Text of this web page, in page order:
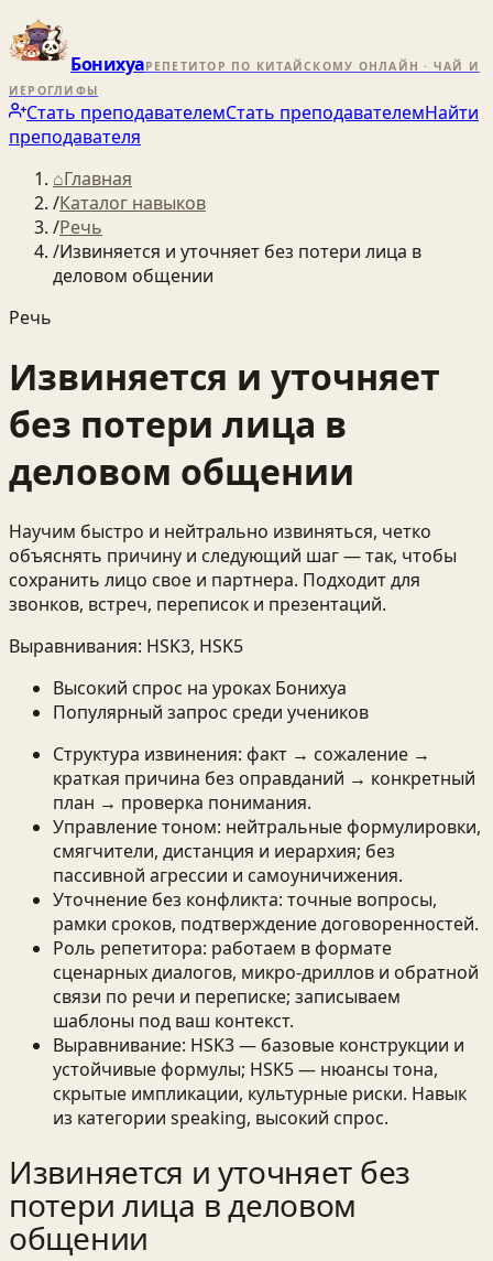
БонихуаРЕПЕТИТОР ПО КИТАЙСКОМУ ОНЛАЙН · ЧАЙ И
ИЕРОГЛИФЫ
Стать преподавателемСтать преподавателемНайти
преподавателя
⌂Главная
/Каталог навыков
/Речь
/Извиняется и уточняет без потери лица в
деловом общении
Речь
Извиняется и уточняет
без потери лица в
деловом общении
Научим быстро и нейтрально извиняться, четко
объяснять причину и следующий шаг — так, чтобы
сохранить лицо свое и партнера. Подходит для
звонков, встреч, переписок и презентаций.
Выравнивания: HSK3, HSK5
Высокий спрос на уроках Бонихуа
Популярный запрос среди учеников
Структура извинения: факт → сожаление →
краткая причина без оправданий → конкретный
план → проверка понимания.
Управление тоном: нейтральные формулировки,
смягчители, дистанция и иерархия; без
пассивной агрессии и самоуничижения.
Уточнение без конфликта: точные вопросы,
рамки сроков, подтверждение договоренностей.
Роль репетитора: работаем в формате
сценарных диалогов, микро-дриллов и обратной
связи по речи и переписке; записываем
шаблоны под ваш контекст.
Выравнивание: HSK3 — базовые конструкции и
устойчивые формулы; HSK5 — нюансы тона,
скрытые импликации, культурные риски. Навык
из категории speaking, высокий спрос.
Извиняется и уточняет без
потери лица в деловом
общении